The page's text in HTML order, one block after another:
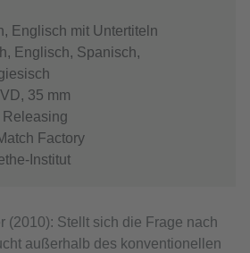
Englisch mit Untertiteln
Englisch, Spanisch,
35 mm
Releasing
Factory
Institut
(2010): Stellt sich die Frage nach
außerhalb des konventionellen